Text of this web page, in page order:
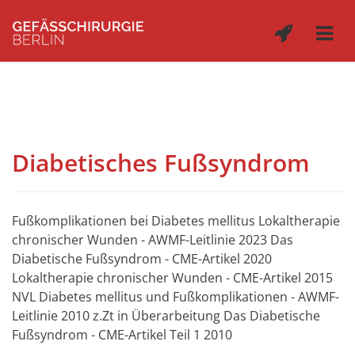
Diabetisches Fußsyndrom
Fußkomplikationen bei Diabetes mellitus Lokaltherapie
chronischer Wunden - AWMF-Leitlinie 2023 Das
Diabetische Fußsyndrom - CME-Artikel 2020
Lokaltherapie chronischer Wunden - CME-Artikel 2015
NVL Diabetes mellitus und Fußkomplikationen - AWMF-
Leitlinie 2010 z.Zt in Überarbeitung Das Diabetische
Fußsyndrom - CME-Artikel Teil 1 2010